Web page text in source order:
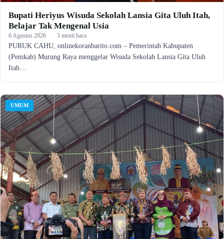
Bupati Heriyus Wisuda Sekolah Lansia Gita Uluh Itah,
Belajar Tak Mengenal Usia
6 Agustus 2026 · 3 menit baca
PURUK CAHU, onlinekoranbarito.com – Pemerintah Kabupaten
(Pemkab) Murung Raya menggelar Wisuda Sekolah Lansia Gita Uluh
Itah…
UMUM